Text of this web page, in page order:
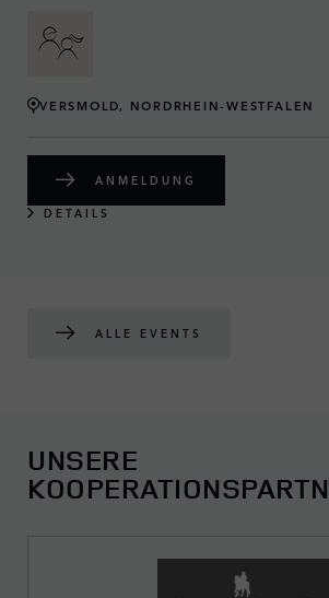
VERSMOLD, NORDRHEIN-WESTFALEN
ANMELDUNG
DETAILS
ALLE EVENTS
UNSERE